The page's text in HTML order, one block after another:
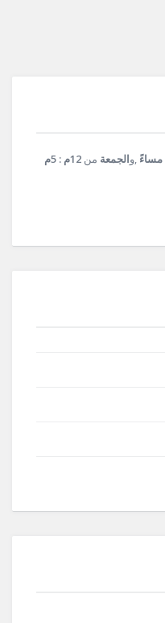
,والجمعة من 12م : 5م